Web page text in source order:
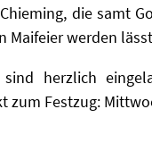
die samt
Maifeier werden
sind herzlich
Festzug: